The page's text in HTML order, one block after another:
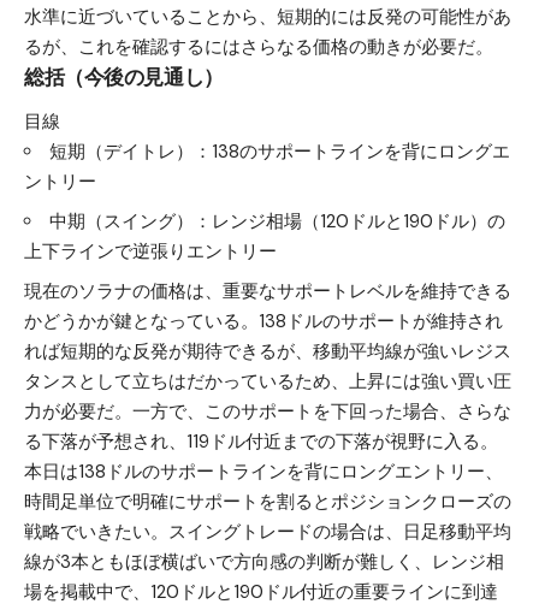
水準に近づいていることから、短期的には反発の可能性があ
るが、これを確認するにはさらなる価格の動きが必要だ。
総括（今後の見通し）
目線
短期（デイトレ）：138のサポートラインを背にロングエ
ントリー
中期（スイング）：レンジ相場（120ドルと190ドル）の
上下ラインで逆張りエントリー
現在のソラナの価格は、重要なサポートレベルを維持できる
かどうかが鍵となっている。138ドルのサポートが維持され
れば短期的な反発が期待できるが、移動平均線が強いレジス
タンスとして立ちはだかっているため、上昇には強い買い圧
力が必要だ。一方で、このサポートを下回った場合、さらな
る下落が予想され、119ドル付近までの下落が視野に入る。
本日は138ドルのサポートラインを背にロングエントリー、
時間足単位で明確にサポートを割るとポジションクローズの
戦略でいきたい。スイングトレードの場合は、日足移動平均
線が3本ともほぼ横ばいで方向感の判断が難しく、レンジ相
場を掲載中で、120ドルと190ドル付近の重要ラインに到達